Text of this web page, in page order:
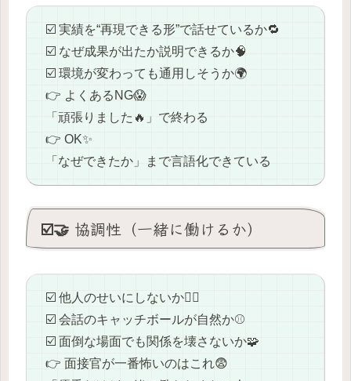
☑️ 実績を“再現できる形”で話せているか🔁
☑️ なぜ成果が出たか説明できるか🧠
☑️ 環境が変わっても通用しそうか🌍
👉 よくあるNG😱
「頑張りました🔥」で終わる
👉 OK✨
「なぜできたか」まで言語化できている
☑️🤝 協調性（一緒に働けるか）
☑️ 他人のせいにしないか🙅‍♂️
☑️ 会話のキャッチボールが自然か⚾
☑️ 面倒な場面でも関係を壊さないか🧩
👉 面接官が一番怖いのはこれ😨